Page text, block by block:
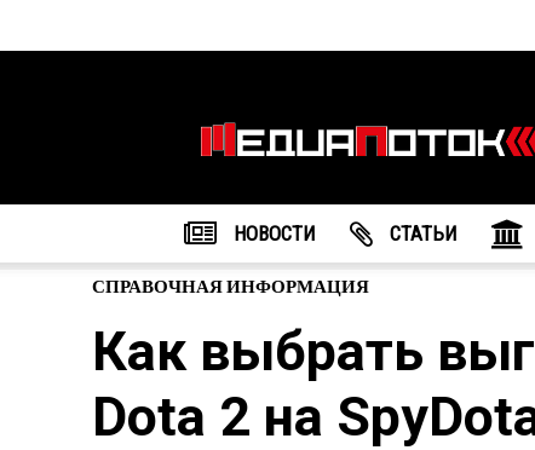
агентство
"МедиаПоток"
НОВОСТИ CТАТЬИ
СПРАВОЧНАЯ ИНФОРМАЦИЯ
Как выбрать
Dota 2 на